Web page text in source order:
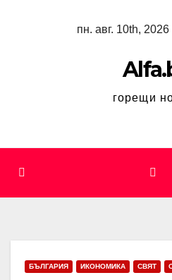
пн. авг. 10th, 2026
горещи
БЪЛГАРИЯ ИКОНОМИКА СВЯТ